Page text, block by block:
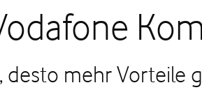
mehr Vorteile